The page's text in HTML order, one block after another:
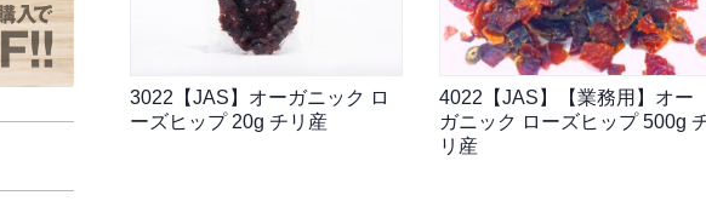
3022【JAS】オーガニック ロ
ーズヒップ 20g チリ産
4022【JAS】【業務用】オー
ガニック ローズヒップ 500g
リ産